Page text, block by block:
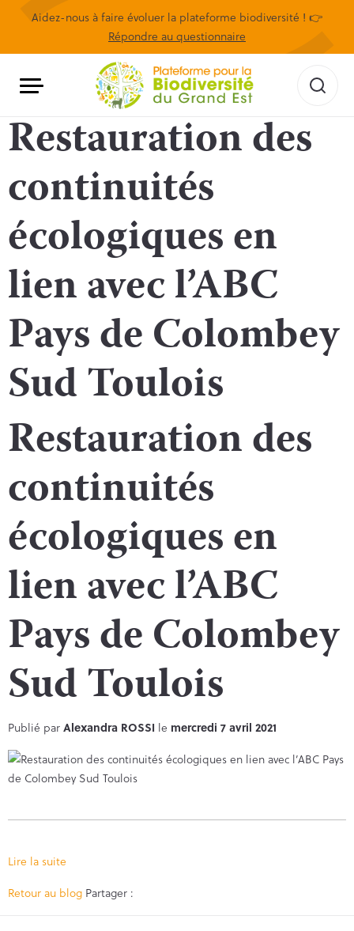
Aidez-nous à faire évoluer la plateforme biodiversité ! 👉
Répondre au questionnaire
Restauration des
continuités
écologiques en
lien avec l’ABC
Pays de Colombey
Sud Toulois
Restauration des
continuités
écologiques en
lien avec l’ABC
Pays de Colombey
Sud Toulois
Publié parAlexandra ROSSI le mercredi 7 avril 2021
Lire la suite
Retour au blog Partager :